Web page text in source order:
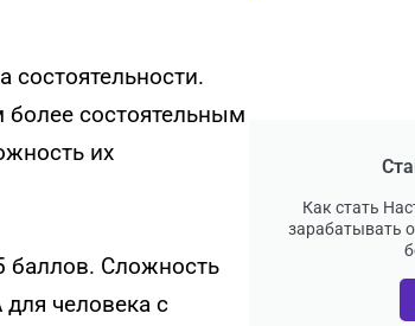
состоятельным
их
баллов. Сложность
человека с
Как стать
зарабатывать